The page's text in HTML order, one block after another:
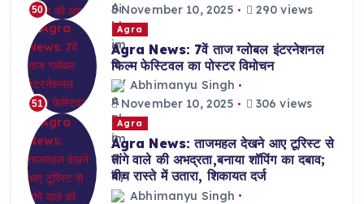
50
November 10, 2025
290 views
51
Agra
Agra News: 7वें ताज ग्लोबल इंटरनेशनल
फिल्म फेस्टिवल का पोस्टर विमोचन
Abhimanyu Singh
November 10, 2025
306 views
Agra
Agra News: ताजमहल देखने आए टूरिस्ट से
तांगे वाले की अभद्रता,बनाया शॉपिंग का दबाव;
बीच रास्ते में उतारा, शिकायत दर्ज
Abhimanyu Singh